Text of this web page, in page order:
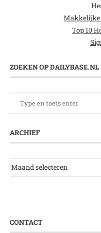
Makkelijke
Top 10
ZOEKEN OP DAILYBASE.NL
ARCHIEF
CONTACT